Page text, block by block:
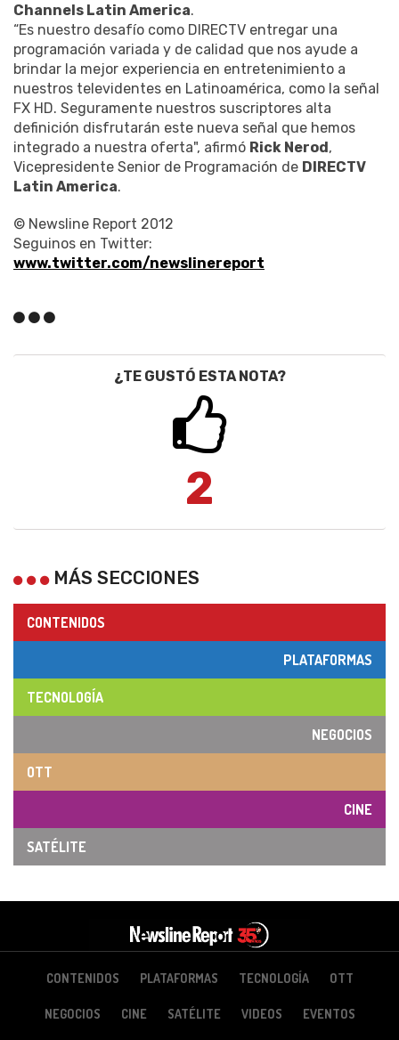
Channels Latin America.
“Es nuestro desafío como DIRECTV entregar una
programación variada y de calidad que nos ayude a
brindar la mejor experiencia en entretenimiento a
nuestros televidentes en Latinoamérica, como la señal
FX HD. Seguramente nuestros suscriptores alta
definición disfrutarán este nueva señal que hemos
integrado a nuestra oferta", afirmó Rick Nerod,
Vicepresidente Senior de Programación de DIRECTV
Latin America.
© Newsline Report 2012
Seguinos en Twitter:
www.twitter.com/newslinereport
¿TE GUSTÓ ESTA NOTA?
2
MÁS SECCIONES
CONTENIDOS
PLATAFORMAS
TECNOLOGÍA
NEGOCIOS
OTT
CINE
SATÉLITE
CONTENIDOS PLATAFORMAS TECNOLOGÍA OTT
NEGOCIOS CINE SATÉLITE VIDEOS EVENTOS